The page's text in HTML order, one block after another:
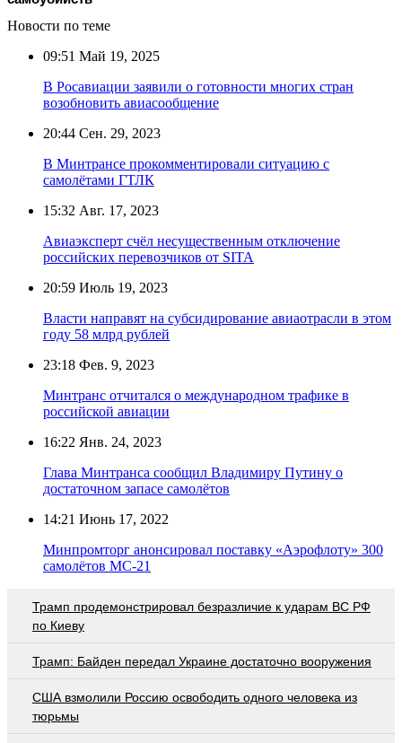
Новости по теме
09:51 Май 19, 2025
В Росавиации заявили о готовности многих стран
возобновить авиасообщение
20:44 Сен. 29, 2023
В Минтрансе прокомментировали ситуацию с
самолётами ГТЛК
15:32 Авг. 17, 2023
Авиаэксперт счёл несущественным отключение
российских перевозчиков от SITA
20:59 Июль 19, 2023
Власти направят на субсидирование авиаотрасли в этом
году 58 млрд рублей
23:18 Фев. 9, 2023
Минтранс отчитался о международном трафике в
российской авиации
16:22 Янв. 24, 2023
Глава Минтранса сообщил Владимиру Путину о
достаточном запасе самолётов
14:21 Июнь 17, 2022
Минпромторг анонсировал поставку «Аэрофлоту» 300
самолётов МС-21
Трамп продемонстрировал безразличие к ударам ВС РФ
по Киеву
Трамп: Байден передал Украине достаточно вооружения
США взмолили Россию освободить одного человека из
тюрьмы